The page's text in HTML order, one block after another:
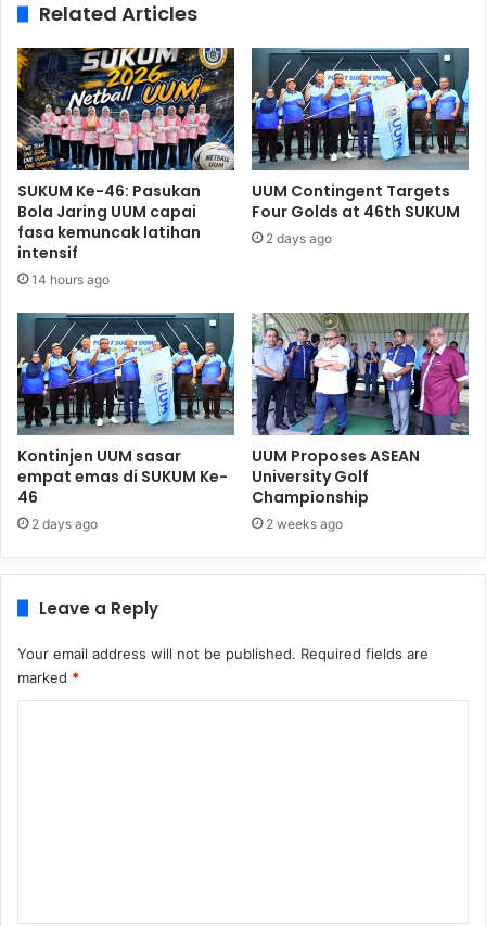
Related Articles
SUKUM Ke-46: Pasukan
Bola Jaring UUM capai
fasa kemuncak latihan
intensif
14 hours ago
UUM Contingent Targets
Four Golds at 46th SUKUM
2 days ago
Kontinjen UUM sasar
empat emas di SUKUM Ke-
46
2 days ago
UUM Proposes ASEAN
University Golf
Championship
2 weeks ago
Leave a Reply
Your email address will not be published. Required fields are
marked *